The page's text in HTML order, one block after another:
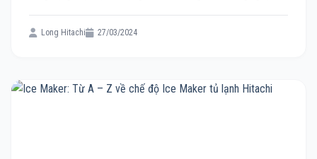
Long Hitachi 27/03/2024